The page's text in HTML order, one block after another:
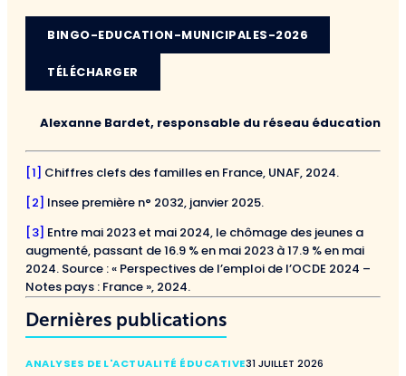
BINGO-EDUCATION-MUNICIPALES-2026
TÉLÉCHARGER
Alexanne Bardet, responsable du réseau éducation
[1] Chiffres clefs des familles en France, UNAF, 2024.
[2] Insee première n° 2032, janvier 2025.
[3] Entre mai 2023 et mai 2024, le chômage des jeunes a
augmenté, passant de 16.9 % en mai 2023 à 17.9 % en mai
2024. Source : « Perspectives de l’emploi de l’OCDE 2024 –
Notes pays : France », 2024.
Dernières publications
ANALYSES DE L'ACTUALITÉ ÉDUCATIVE31 JUILLET 2026